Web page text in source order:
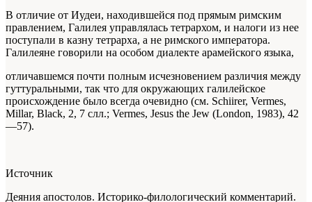
В отличие от Иудеи, находившейся под прямым римским
правлением, Галилея управлялась тетрархом, и налоги из нее
поступали в казну тетрарха, а не римского императора.
Галилеяне говорили на особом диалекте арамейского языка,
отличавшемся почти полным исчезновением различия между
гуттуральными, так что для окружающих галилейское
происхождение было всегда очевидно (см. Schiirer, Vermes,
Millar, Black, 2, 7 слл.; Vermes, Jesus the Jew (London, 1983), 42
—57).
Источник
Деяния апостолов. Историко-филологический комментарий.